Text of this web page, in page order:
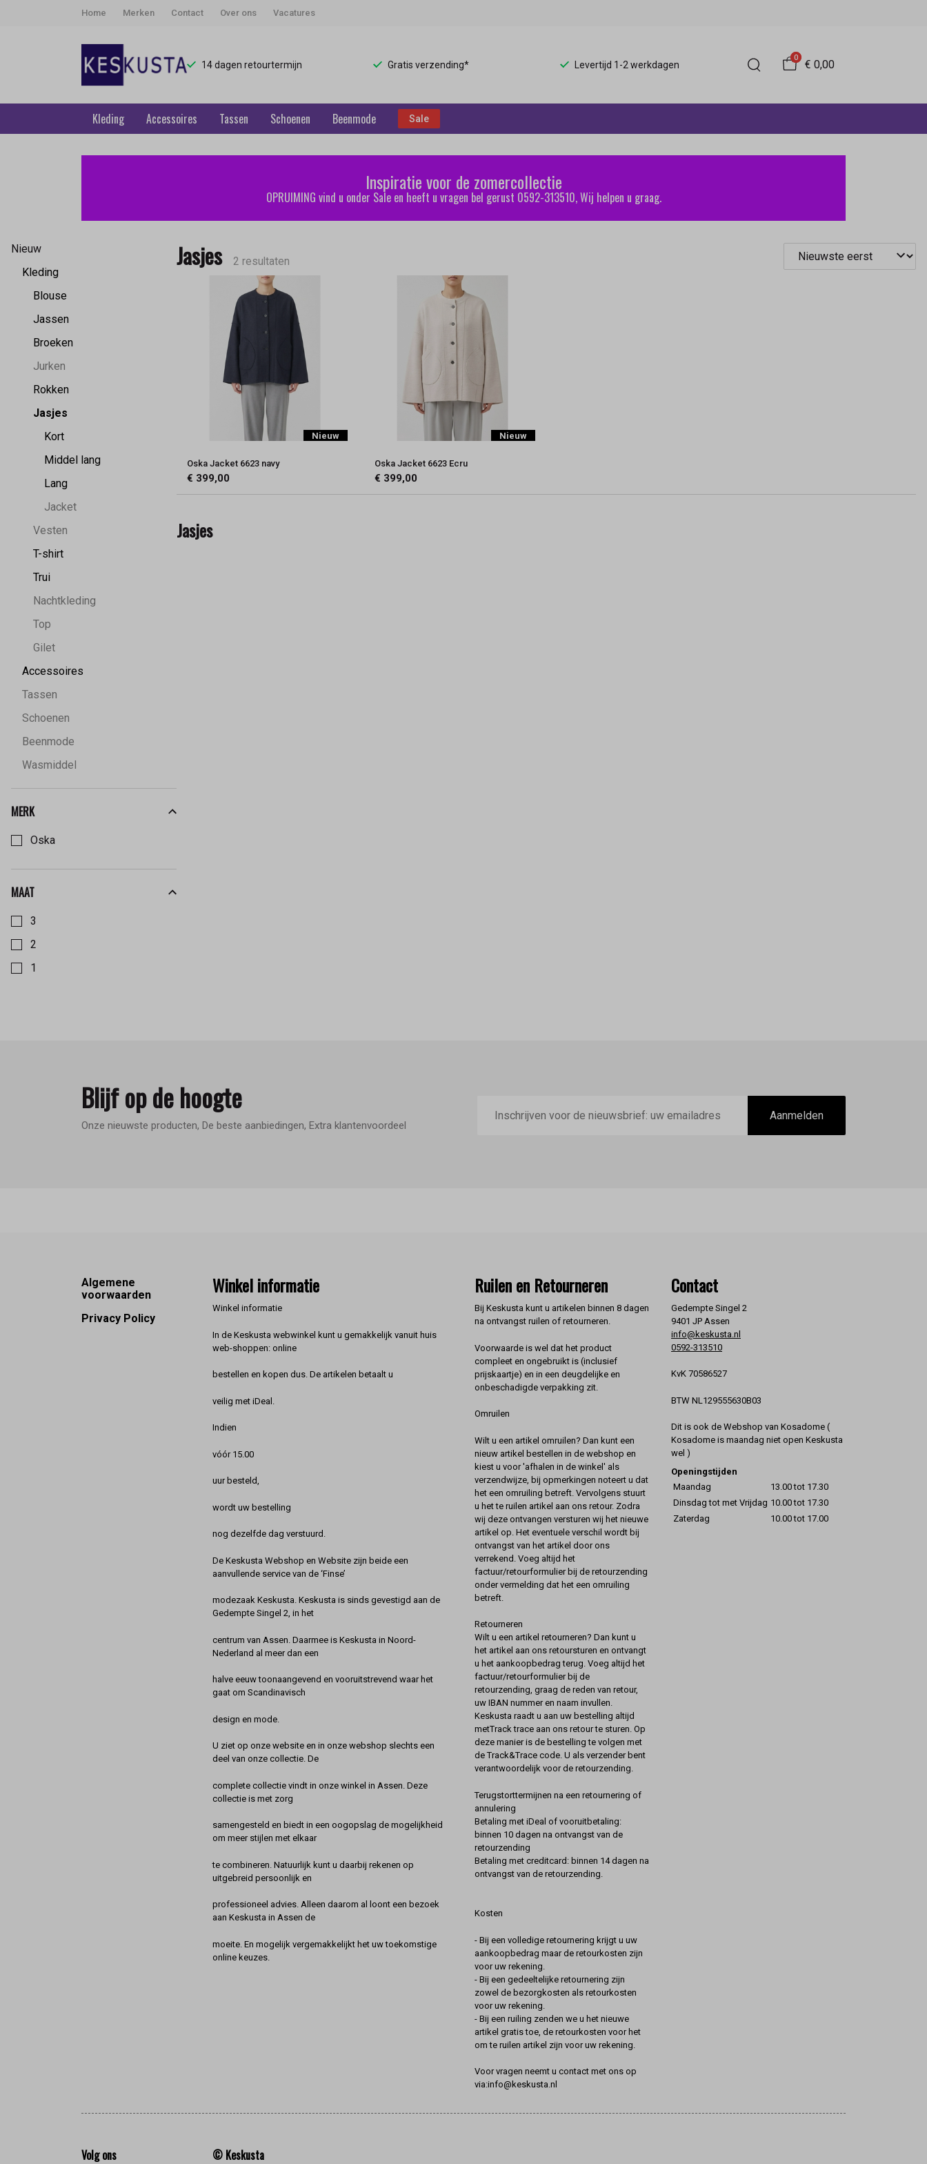
Home Merken Contact Over ons Vacatures
14 dagen retourtermijn Gratis verzending* Levertijd 1-2 werkdagen
0
€ 0,00
Kleding Accessoires Tassen Schoenen Beenmode Sale
Jasjes
Keskusta
Inspiratie voor de zomercollectie
OPRUIMING vind u onder Sale en heeft u vragen bel gerust 0592-313510, Wij helpen u graag.
Nieuw
Kleding
Blouse
Jassen
Broeken
Jurken
Rokken
Jasjes
Kort
Middel lang
Lang
Jacket
Vesten
T-shirt
Trui
Nachtkleding
Top
Gilet
Accessoires
Tassen
Schoenen
Beenmode
Wasmiddel
MERK
Oska
MAAT
3
2
1
Jasjes 2 resultaten
Nieuw
Oska Jacket 6623 navy
€ 399,00
Nieuw
Oska Jacket 6623 Ecru
€ 399,00
Jasjes
Blijf op de hoogte
Onze nieuwste producten, De beste aanbiedingen, Extra klantenvoordeel
mailadres
Aanmelden
Footer
Algemene
voorwaarden
Privacy Policy
Winkel informatie
Winkel informatie
In de Keskusta webwinkel kunt u gemakkelijk vanuit huis
web-shoppen: online
bestellen en kopen dus. De artikelen betaalt u
veilig met iDeal.
Indien
vóór 15.00
uur besteld,
wordt uw bestelling
nog dezelfde dag verstuurd.
De Keskusta Webshop en Website zijn beide een
aanvullende service van de ‘Finse’
modezaak Keskusta. Keskusta is sinds gevestigd aan de
Gedempte Singel 2, in het
centrum van Assen. Daarmee is Keskusta in Noord-
Nederland al meer dan een
halve eeuw toonaangevend en vooruitstrevend waar het
gaat om Scandinavisch
design en mode.
U ziet op onze website en in onze webshop slechts een
deel van onze collectie. De
complete collectie vindt in onze winkel in Assen. Deze
collectie is met zorg
samengesteld en biedt in een oogopslag de mogelijkheid
om meer stijlen met elkaar
te combineren. Natuurlijk kunt u daarbij rekenen op
uitgebreid persoonlijk en
professioneel advies. Alleen daarom al loont een bezoek
aan Keskusta in Assen de
moeite. En mogelijk vergemakkelijkt het uw toekomstige
online keuzes.
Ruilen en Retourneren
Bij Keskusta kunt u artikelen binnen 8 dagen
na ontvangst ruilen of retourneren.
Voorwaarde is wel dat het product
compleet en ongebruikt is (inclusief
prijskaartje) en in een deugdelijke en
onbeschadigde verpakking zit.
Omruilen
Wilt u een artikel omruilen? Dan kunt een
nieuw artikel bestellen in de webshop en
kiest u voor 'afhalen in de winkel' als
verzendwijze, bij opmerkingen noteert u dat
het een omruiling betreft. Vervolgens stuurt
u het te ruilen artikel aan ons retour. Zodra
wij deze ontvangen versturen wij het nieuwe
artikel op. Het eventuele verschil wordt bij
ontvangst van het artikel door ons
verrekend. Voeg altijd het
factuur/retourformulier bij de retourzending
onder vermelding dat het een omruiling
betreft.
Retourneren
Wilt u een artikel retourneren? Dan kunt u
het artikel aan ons retoursturen en ontvangt
u het aankoopbedrag terug. Voeg altijd het
factuur/retourformulier bij de
retourzending, graag de reden van retour,
uw IBAN nummer en naam invullen.
Keskusta raadt u aan uw bestelling altijd
metTrack trace aan ons retour te sturen. Op
deze manier is de bestelling te volgen met
de Track&Trace code. U als verzender bent
verantwoordelijk voor de retourzending.
Terugstorttermijnen na een retournering of
annulering
Betaling met iDeal of vooruitbetaling:
binnen 10 dagen na ontvangst van de
retourzending
Betaling met creditcard: binnen 14 dagen na
ontvangst van de retourzending.
Kosten
- Bij een volledige retournering krijgt u uw
aankoopbedrag maar de retourkosten zijn
voor uw rekening.
- Bij een gedeeltelijke retournering zijn
zowel de bezorgkosten als retourkosten
voor uw rekening.
- Bij een ruiling zenden we u het nieuwe
artikel gratis toe, de retourkosten voor het
om te ruilen artikel zijn voor uw rekening.
Voor vragen neemt u contact met ons op
via:info@keskusta.nl
Contact
Gedempte Singel 2
9401 JP Assen
info@keskusta.nl
0592-313510
KvK 70586527
BTW NL129555630B03
Dit is ook de Webshop van Kosadome (
Kosadome is maandag niet open Keskusta
wel )
Openingstijden
Maandag
13.00 tot 17.30
Dinsdag tot met Vrijdag 10.00 tot 17.30
Zaterdag
10.00 tot 17.00
Volg ons © Keskusta